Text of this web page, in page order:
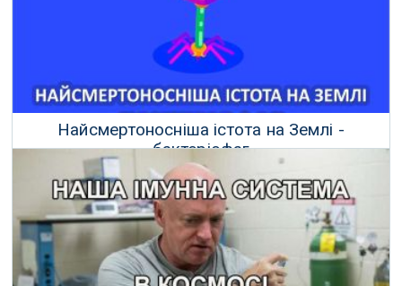
Найсмертоносніша істота на Землі -
бактеріофаг
29 Травня 2018 р.